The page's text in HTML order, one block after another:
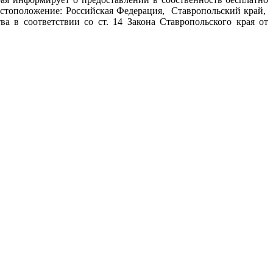
Российская Федерация, Ставропольский край,
в соответствии со ст. 14 Закона Ставропольского края от